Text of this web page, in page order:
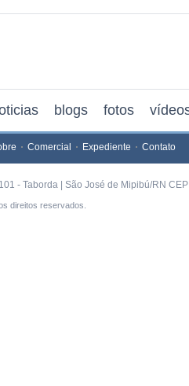
blogs fotos
Comercial Expediente Contato
- Taborda | São José de Mipibú/RN
direitos reservados.